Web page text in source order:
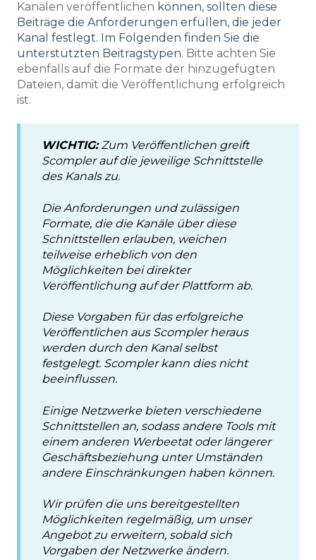
Kanälen veröffentlichen können, sollten diese
Beiträge die Anforderungen erfüllen, die jeder
Kanal festlegt. Im Folgenden finden Sie die
unterstützten Beitragstypen. Bitte achten Sie
ebenfalls auf die Formate der hinzugefügten
Dateien, damit die Veröffentlichung erfolgreich
ist.
WICHTIG:Zum Veröffentlichen greift
Scompler auf die jeweilige Schnittstelle
des Kanals zu.
Die Anforderungen und zulässigen
Formate, die die Kanäle über diese
Schnittstellen erlauben, weichen
teilweise erheblich von den
Möglichkeiten bei direkter
Veröffentlichung auf der Plattform ab.
Diese Vorgaben für das erfolgreiche
Veröffentlichen aus Scompler heraus
werden durch den Kanal selbst
festgelegt. Scompler kann dies nicht
beeinflussen.
Einige Netzwerke bieten verschiedene
Schnittstellen an, sodass andere Tools mit
einem anderen Werbeetat oder längerer
Geschäftsbeziehung unter Umständen
andere Einschränkungen haben können.
Wir prüfen die uns bereitgestellten
Möglichkeiten regelmäßig, um unser
Angebot zu erweitern, sobald sich
Vorgaben der Netzwerke ändern.